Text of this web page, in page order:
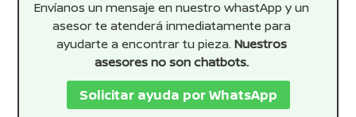
Envíanos un mensaje en nuestro whastApp y un
asesor te atenderá inmediatamente para
ayudarte a encontrar tu pieza. Nuestros
asesores no son chatbots.
Solicitar ayuda por WhatsApp